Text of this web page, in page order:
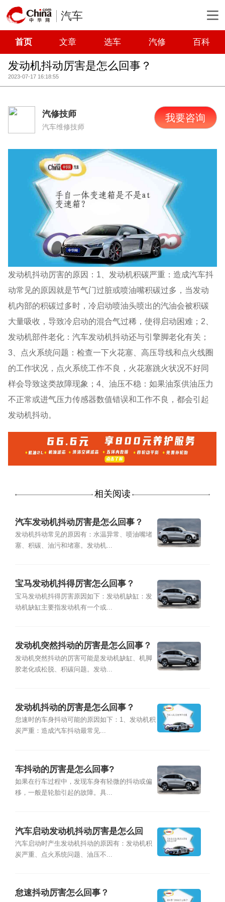
汽车
首页 文章 选车 汽修 百科
发动机抖动厉害是怎么回事？
2023-07-17 16:18:55
汽修技师
汽车维修技师
我要咨询
发动机抖动厉害的原因：1、发动机积碳严重：造成汽车抖
动常见的原因就是节气门过脏或喷油嘴积碳过多，当发动
机内部的积碳过多时，冷启动喷油头喷出的汽油会被积碳
大量吸收，导致冷启动的混合气过稀，使得启动困难；2、
发动机部件老化：汽车发动机抖动还与引擎脚老化有关；
3、点火系统问题：检查一下火花塞、高压导线和点火线圈
的工作状况，点火系统工作不良，火花塞跳火状况不好同
样会导致这类故障现象；4、油压不稳：如果油泵供油压力
不正常或进气压力传感器数值错误和工作不良，都会引起
发动机抖动。
相关阅读
汽车发动机抖动厉害是怎么回事？
发动机抖动常见的原因有：水温异常、喷油嘴堵
塞、积碳、油污和堵塞。发动机...
宝马发动机抖得厉害怎么回事？
宝马发动机抖得厉害原因如下：发动机缺缸：发
动机缺缸主要指发动机有一个或...
发动机突然抖动的厉害是怎么回事？
发动机突然抖动的厉害可能是发动机缺缸、机脚
胶老化或松脱、积碳问题。发动...
发动机抖动的厉害是怎么回事？
怠速时的车身抖动可能的原因如下：1、发动机积
炭严重：造成汽车抖动最常见...
车抖动的厉害是怎么回事?
如果在行车过程中，发现车身有轻微的抖动或偏
移，一般是轮胎引起的故障。具...
汽车启动发动机抖动厉害是怎么回
事？
汽车启动时产生发动机抖动的原因有：发动机积
炭严重、点火系统问题、油压不...
怠速抖动厉害怎么回事？